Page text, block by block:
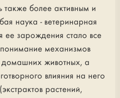
более активным и
наука - ветеринарная
ее зарождения стало все
механизмов
домашних животных, а
влияния на него
растений,